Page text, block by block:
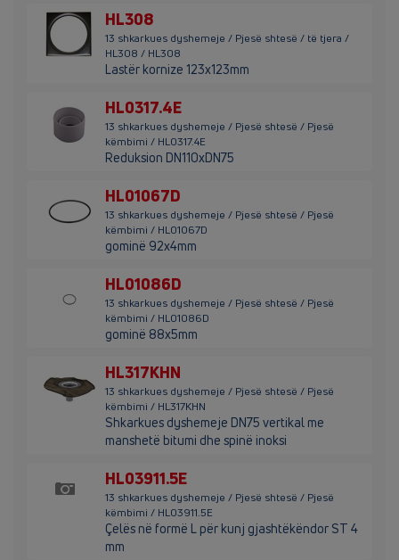
HL308
13 shkarkues dyshemeje / Pjesë shtesë / të tjera /
HL308 / HL308
Lastër kornize 123x123mm
HL0317.4E
13 shkarkues dyshemeje / Pjesë shtesë / Pjesë
këmbimi / HL0317.4E
Reduksion DN110xDN75
HL01067D
13 shkarkues dyshemeje / Pjesë shtesë / Pjesë
këmbimi / HL01067D
gominë 92x4mm
HL01086D
13 shkarkues dyshemeje / Pjesë shtesë / Pjesë
këmbimi / HL01086D
gominë 88x5mm
HL317KHN
13 shkarkues dyshemeje / Pjesë shtesë / Pjesë
këmbimi / HL317KHN
Shkarkues dyshemeje DN75 vertikal me
manshetë bitumi dhe spinë inoksi
HL03911.5E
13 shkarkues dyshemeje / Pjesë shtesë / Pjesë
këmbimi / HL03911.5E
Çelës në formë L për kunj gjashtëkëndor ST 4
mm